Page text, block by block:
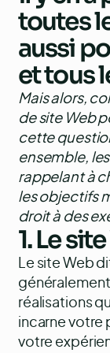
toutes
aussi
et tous
Mais alors,
de site Web
cette
ensemble,
rappelant à
les objectifs
droit à des
1. Le
Le site Web
réalisations
incarne votre
votre